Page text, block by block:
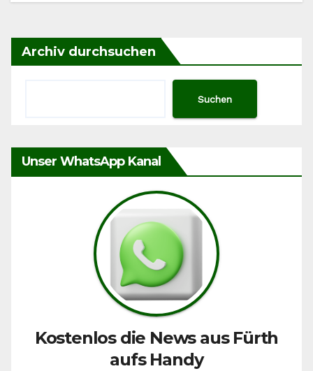
Archiv durchsuchen
Suchen
Unser WhatsApp Kanal
Kostenlos die News aus Fürth
aufs Handy